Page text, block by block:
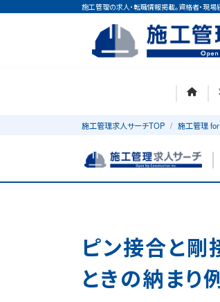
施工管理の求人・転職情報掲載。資格者・現
施工管理求人サーチTOP 施工管理
ピン接合と剛
ときの納まり